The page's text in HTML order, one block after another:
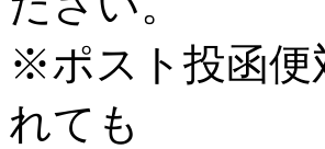
※ポスト投函便
れても